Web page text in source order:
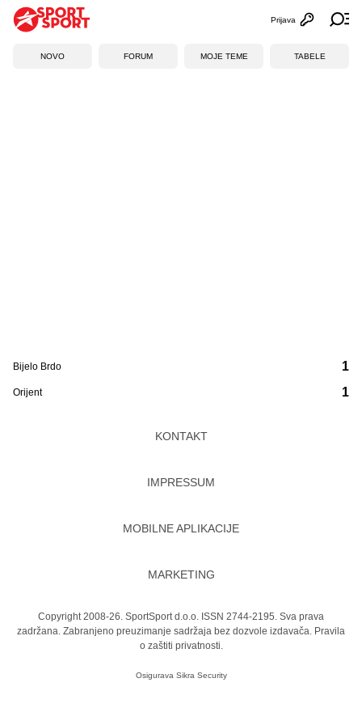
Otvori
Prijava
NOVO FORUM MOJE TEME TABELE
Bijelo Brdo
Orijent
1
1
KONTAKT
IMPRESSUM
MOBILNE APLIKACIJE
MARKETING
Copyright 2008-26. SportSport d.o.o. ISSN 2744-2195. Sva prava
zadržana. Zabranjeno preuzimanje sadržaja bez dozvole izdavača. Pravila
o zaštiti privatnosti.
Osigurava Sikra Security